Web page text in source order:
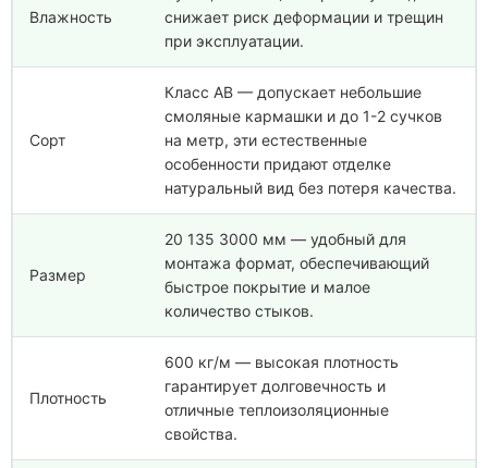
Влажность
снижает риск деформации и трещин
при эксплуатации.
Сорт
Класс АВ — допускает небольшие
смоляные кармашки и до 1-2 сучков
на метр, эти естественные
особенности придают отделке
натуральный вид без потеря качества.
Размер
20 135 3000 мм — удобный для
монтажа формат, обеспечивающий
быстрое покрытие и малое
количество стыков.
Плотность
600 кг/м — высокая плотность
гарантирует долговечность и
отличные теплоизоляционные
свойства.